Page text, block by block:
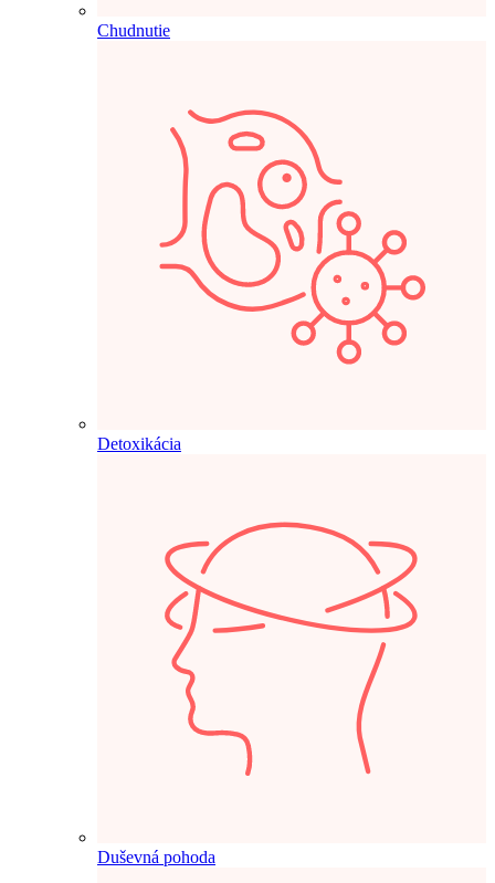
Chudnutie
Detoxikácia
Duševná pohoda